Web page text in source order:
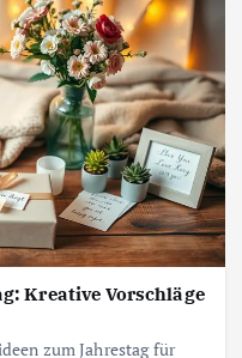
Kreative Vorschläge
zum Jahrestag für